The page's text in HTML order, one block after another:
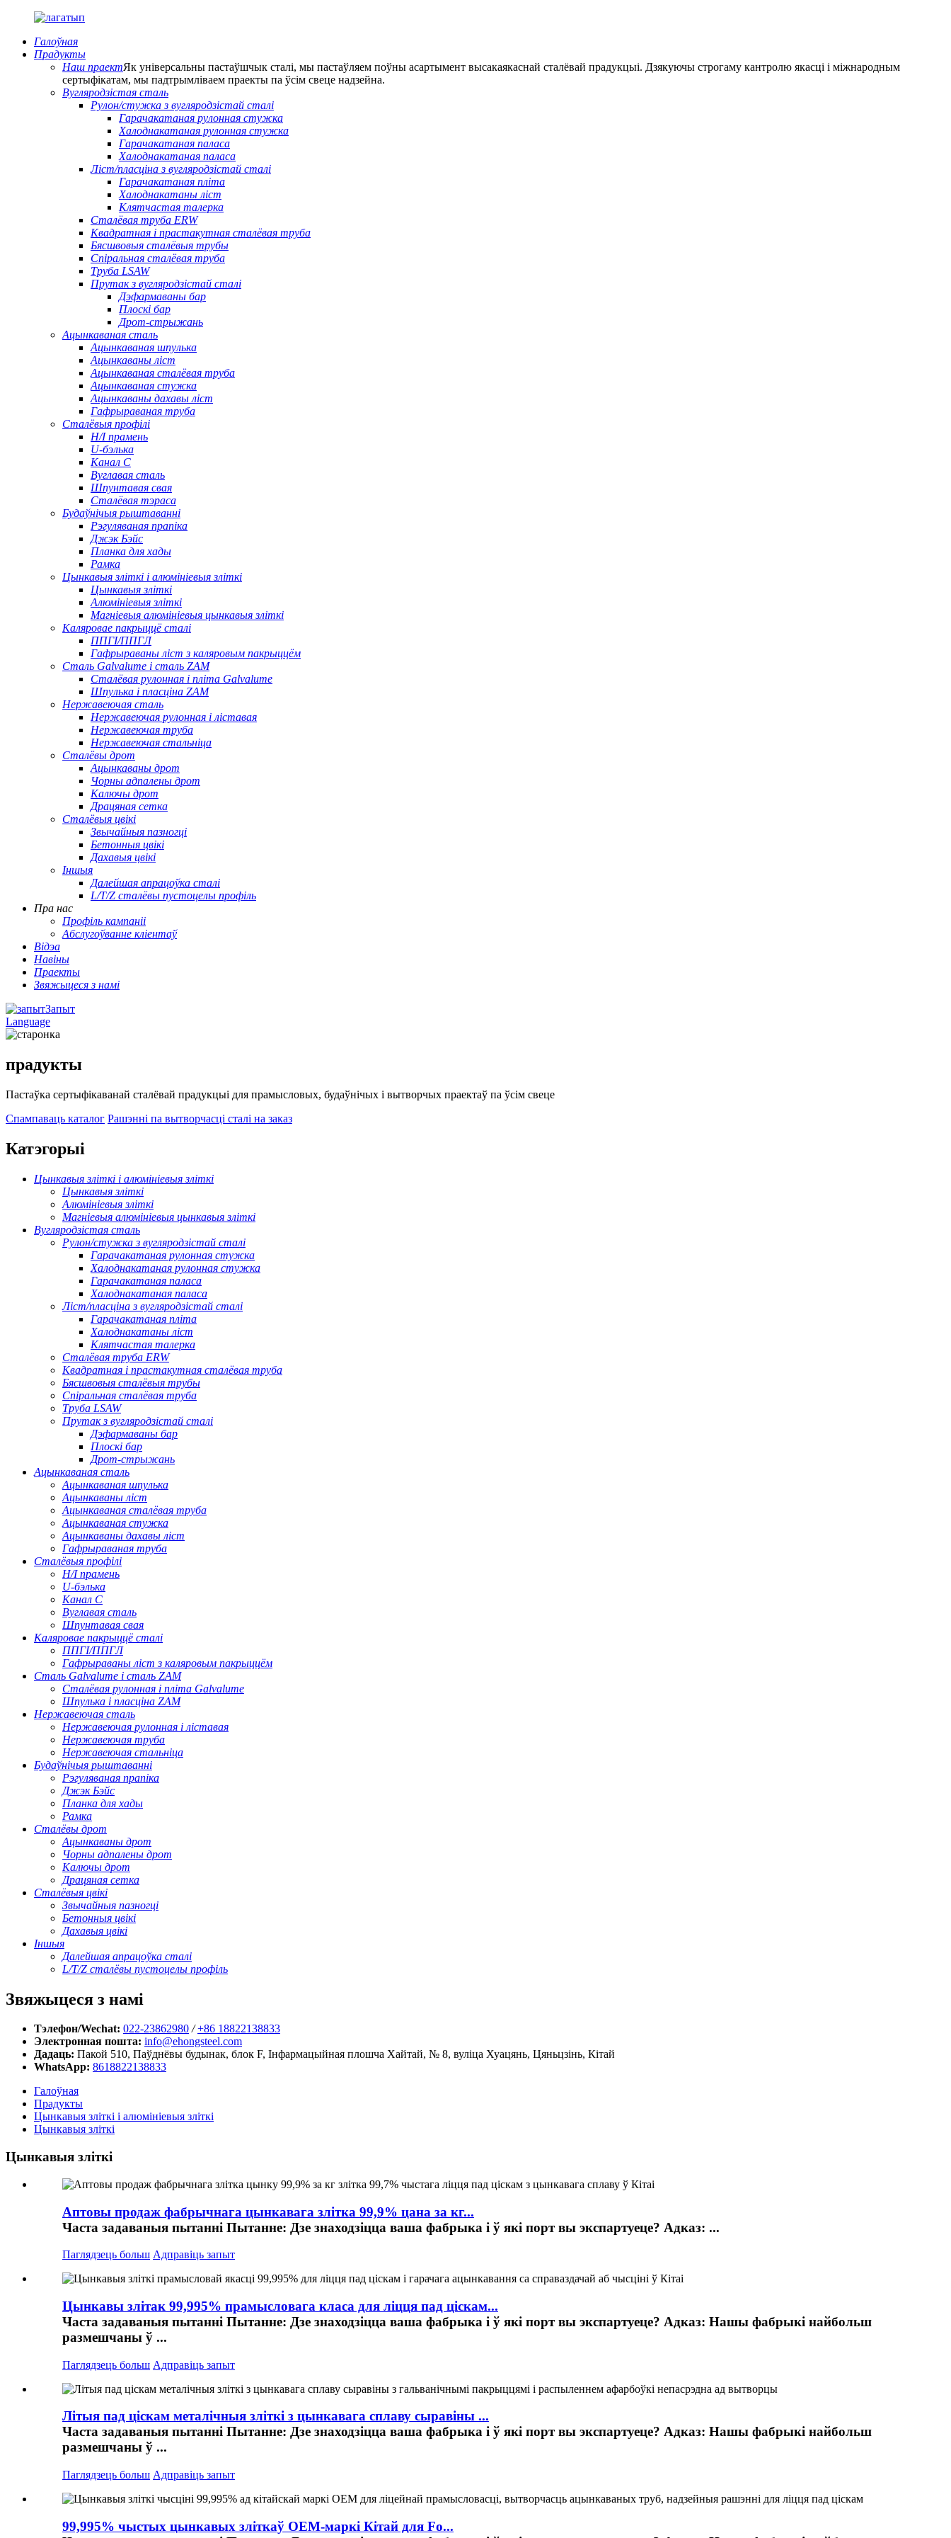
Галоўная
Прадукты
Наш праектЯк універсальны пастаўшчык сталі, мы пастаўляем поўны асартымент высакаякаснай сталёвай прадукцыі. Дзякуючы строгаму кантролю якасці і міжнародным
сертыфікатам, мы падтрымліваем праекты па ўсім свеце надзейна.
Вугляродзістая сталь
Рулон/стужка з вугляродзістай сталі
Гарачакатаная рулонная стужка
Халоднакатаная рулонная стужка
Гарачакатаная паласа
Халоднакатаная паласа
Ліст/пласціна з вугляродзістай сталі
Гарачакатаная пліта
Халоднакатаны ліст
Клятчастая талерка
Сталёвая труба ERW
Квадратная і прастакутная сталёвая труба
Бясшвовыя сталёвыя трубы
Спіральная сталёвая труба
Труба LSAW
Прутак з вугляродзістай сталі
Дэфармаваны бар
Плоскі бар
Дрот-стрыжань
Ацынкаваная сталь
Ацынкаваная шпулька
Ацынкаваны ліст
Ацынкаваная сталёвая труба
Ацынкаваная стужка
Ацынкаваны дахавы ліст
Гафрыраваная труба
Сталёвыя профілі
H/I прамень
U-бэлька
Канал C
Вуглавая сталь
Шпунтавая свая
Сталёвая тэраса
Будаўнічыя рыштаванні
Рэгуляваная прапіка
Джэк Бэйс
Планка для хады
Рамка
Цынкавыя зліткі і алюмініевыя зліткі
Цынкавыя зліткі
Алюмініевыя зліткі
Магніевыя алюмініевыя цынкавыя зліткі
Каляровае пакрыццё сталі
ППГІ/ППГЛ
Гафрыраваны ліст з каляровым пакрыццём
Сталь Galvalume і сталь ZAM
Сталёвая рулонная і пліта Galvalume
Шпулька і пласціна ZAM
Нержавеючая сталь
Нержавеючая рулонная і ліставая
Нержавеючая труба
Нержавеючая стальніца
Сталёвы дрот
Ацынкаваны дрот
Чорны адпалены дрот
Калючы дрот
Драцяная сетка
Сталёвыя цвікі
Звычайныя пазногці
Бетонныя цвікі
Дахавыя цвікі
Іншыя
Далейшая апрацоўка сталі
L/T/Z сталёвы пустоцелы профіль
Пра нас
Профіль кампаніі
Абслугоўванне кліентаў
Відэа
Навіны
Праекты
Звяжыцеся з намі
Запыт
Language
прадукты
Пастаўка сертыфікаванай сталёвай прадукцыі для прамысловых, будаўнічых і вытворчых праектаў па ўсім свеце
Спампаваць каталог Рашэнні па вытворчасці сталі на заказ
Катэгорыі
Цынкавыя зліткі і алюмініевыя зліткі
Цынкавыя зліткі
Алюмініевыя зліткі
Магніевыя алюмініевыя цынкавыя зліткі
Вугляродзістая сталь
Рулон/стужка з вугляродзістай сталі
Гарачакатаная рулонная стужка
Халоднакатаная рулонная стужка
Гарачакатаная паласа
Халоднакатаная паласа
Ліст/пласціна з вугляродзістай сталі
Гарачакатаная пліта
Халоднакатаны ліст
Клятчастая талерка
Сталёвая труба ERW
Квадратная і прастакутная сталёвая труба
Бясшвовыя сталёвыя трубы
Спіральная сталёвая труба
Труба LSAW
Прутак з вугляродзістай сталі
Дэфармаваны бар
Плоскі бар
Дрот-стрыжань
Ацынкаваная сталь
Ацынкаваная шпулька
Ацынкаваны ліст
Ацынкаваная сталёвая труба
Ацынкаваная стужка
Ацынкаваны дахавы ліст
Гафрыраваная труба
Сталёвыя профілі
H/I прамень
U-бэлька
Канал C
Вуглавая сталь
Шпунтавая свая
Каляровае пакрыццё сталі
ППГІ/ППГЛ
Гафрыраваны ліст з каляровым пакрыццём
Сталь Galvalume і сталь ZAM
Сталёвая рулонная і пліта Galvalume
Шпулька і пласціна ZAM
Нержавеючая сталь
Нержавеючая рулонная і ліставая
Нержавеючая труба
Нержавеючая стальніца
Будаўнічыя рыштаванні
Рэгуляваная прапіка
Джэк Бэйс
Планка для хады
Рамка
Сталёвы дрот
Ацынкаваны дрот
Чорны адпалены дрот
Калючы дрот
Драцяная сетка
Сталёвыя цвікі
Звычайныя пазногці
Бетонныя цвікі
Дахавыя цвікі
Іншыя
Далейшая апрацоўка сталі
L/T/Z сталёвы пустоцелы профіль
Звяжыцеся з намі
Тэлефон/Wechat: 022-23862980 / +86 18822138833
Электронная пошта: info@ehongsteel.com
Дадаць: Пакой 510, Паўднёвы будынак, блок F, Інфармацыйная плошча Хайтай, № 8, вуліца Хуацянь, Цяньцзінь, Кітай
WhatsApp: 8618822138833
Галоўная
Прадукты
Цынкавыя зліткі і алюмініевыя зліткі
Цынкавыя зліткі
Цынкавыя зліткі
Аптовы продаж фабрычнага цынкавага злітка 99,9% цана за кг...
Часта задаваныя пытанні Пытанне: Дзе знаходзіцца ваша фабрыка і ў які порт вы экспартуеце? Адказ: ...
Паглядзець больш Адправіць запыт
Цынкавы злітак 99,995% прамысловага класа для ліцця пад ціскам...
Часта задаваныя пытанні Пытанне: Дзе знаходзіцца ваша фабрыка і ў які порт вы экспартуеце? Адказ: Нашы фабрыкі найбольш
размешчаны ў ...
Паглядзець больш Адправіць запыт
Літыя пад ціскам металічныя зліткі з цынкавага сплаву сыравіны ...
Часта задаваныя пытанні Пытанне: Дзе знаходзіцца ваша фабрыка і ў які порт вы экспартуеце? Адказ: Нашы фабрыкі найбольш
размешчаны ў ...
Паглядзець больш Адправіць запыт
99,995% чыстых цынкавых зліткаў OEM-маркі Кітай для Fo...